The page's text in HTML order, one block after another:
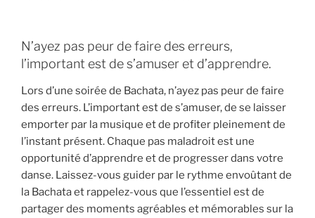
N’ayez pas peur de faire des erreurs,
l’important est de s’amuser et d’apprendre.
Lors d’une soirée de Bachata, n’ayez pas peur de faire
des erreurs. L’important est de s’amuser, de se laisser
emporter par la musique et de profiter pleinement de
l’instant présent. Chaque pas maladroit est une
opportunité d’apprendre et de progresser dans votre
danse. Laissez-vous guider par le rythme envoûtant de
la Bachata et rappelez-vous que l’essentiel est de
partager des moments agréables et mémorables sur la